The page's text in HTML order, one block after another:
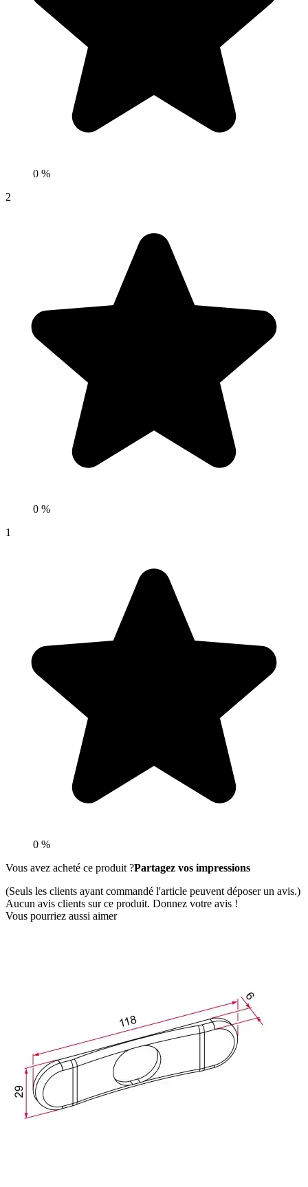
0 %
2
0 %
1
0 %
Vous avez acheté ce produit ?Partagez vos impressions
(Seuls les clients ayant commandé l'article peuvent déposer un avis.)
Aucun avis clients sur ce produit. Donnez votre avis !
Vous pourriez aussi aimer